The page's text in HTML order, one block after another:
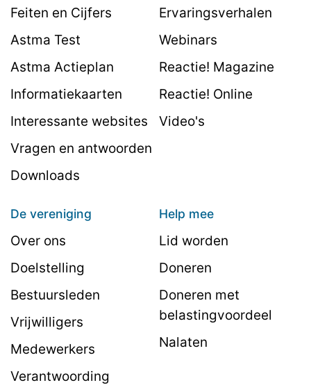
Feiten en Cijfers
Astma Test
Astma Actieplan
Informatiekaarten
Interessante websites
Vragen en antwoorden
Downloads
Ervaringsverhalen
Webinars
Reactie! Magazine
Reactie! Online
Video's
De vereniging
Over ons
Doelstelling
Bestuursleden
Vrijwilligers
Medewerkers
Verantwoording
Help mee
Lid worden
Doneren
Doneren met
belastingvoordeel
Nalaten